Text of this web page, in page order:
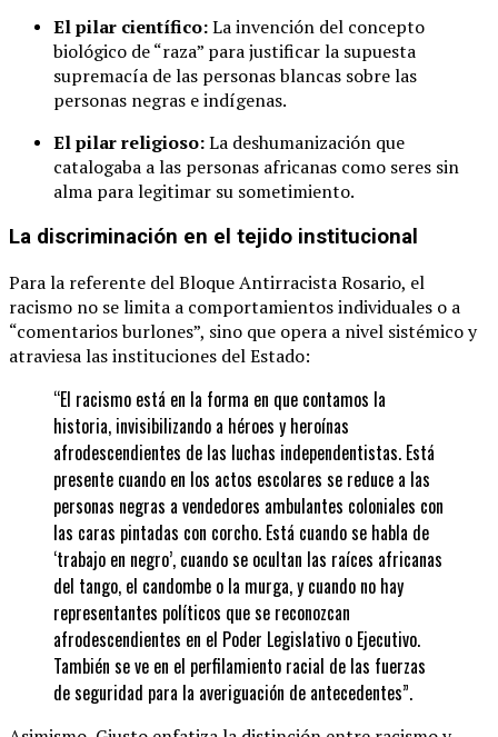
El pilar científico:La invención del concepto
biológico de “raza” para justificar la supuesta
supremacía de las personas blancas sobre las
personas negras e indígenas.
El pilar religioso:La deshumanización que
catalogaba a las personas africanas como seres sin
alma para legitimar su sometimiento.
La discriminación en el tejido institucional
Para la referente del Bloque Antirracista Rosario, el
racismo no se limita a comportamientos individuales o a
“comentarios burlones”, sino que opera a nivel sistémico y
atraviesa las instituciones del Estado:
“El racismo está en la forma en que contamos la
historia, invisibilizando a héroes y heroínas
afrodescendientes de las luchas independentistas. Está
presente cuando en los actos escolares se reduce a las
personas negras a vendedores ambulantes coloniales con
las caras pintadas con corcho. Está cuando se habla de
‘trabajo en negro’, cuando se ocultan las raíces africanas
del tango, el candombe o la murga, y cuando no hay
representantes políticos que se reconozcan
afrodescendientes en el Poder Legislativo o Ejecutivo.
También se ve en el perfilamiento racial de las fuerzas
de seguridad para la averiguación de antecedentes”.